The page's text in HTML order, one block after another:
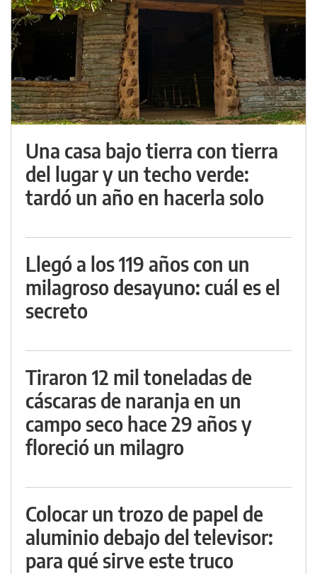
Una casa bajo tierra con tierra
del lugar y un techo verde:
tardó un año en hacerla solo
Llegó a los 119 años con un
milagroso desayuno: cuál es el
secreto
Tiraron 12 mil toneladas de
cáscaras de naranja en un
campo seco hace 29 años y
floreció un milagro
Colocar un trozo de papel de
aluminio debajo del televisor:
para qué sirve este truco